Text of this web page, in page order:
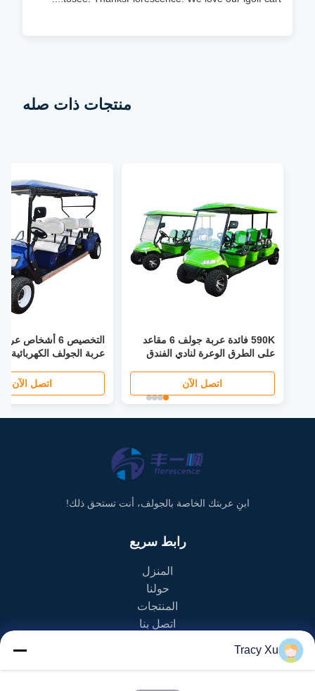
منتجات ذات صله
590K فائدة عربة جولف 6 مقاعد
على الطرق الوعرة لنادي الفندق
اتصل الآن
التخصيص 6 أشخاص
اتصل الآن
ابنِ عربتك الخاصة بالجولف، أنت تستحق ذلك!
رابط سريع
المنزل
حولنا
المنتجات
اتصل بنا
Tracy Xu